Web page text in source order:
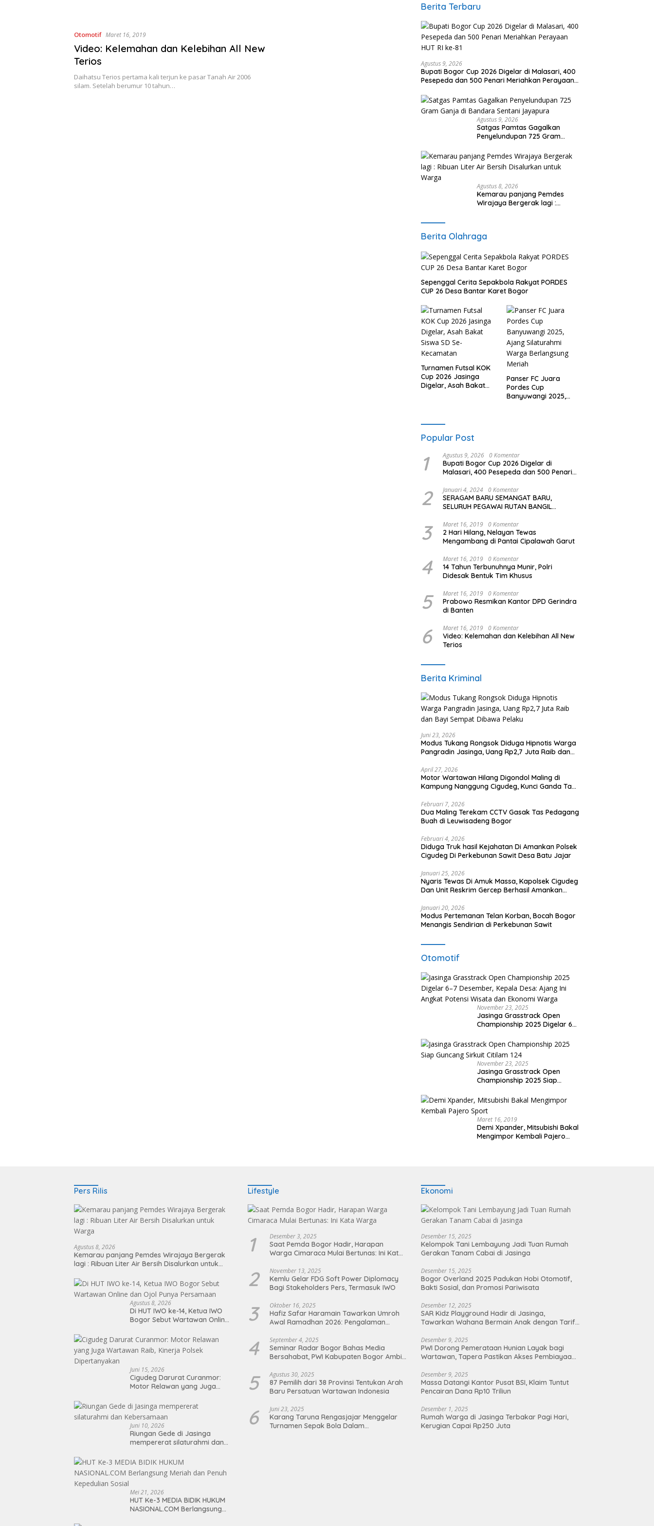
Otomotif Maret 16, 2019
Video: Kelemahan dan Kelebihan All New
Terios
Daihatsu Terios pertama kali terjun ke pasar Tanah Air 2006
silam. Setelah berumur 10 tahun…
Berita Terbaru
Agustus 9, 2026
Bupati Bogor Cup 2026 Digelar di Malasari, 400
Pesepeda dan 500 Penari Meriahkan Perayaan
Agustus 9, 2026
Satgas Pamtas Gagalkan
Penyelundupan 725 Gram
Jayapura
Agustus 8, 2026
Kemarau panjang Pemdes
Wirajaya Bergerak lagi :
Berita Olahraga
Sepenggal Cerita Sepakbola Rakyat PORDES
CUP 26 Desa Bantar Karet Bogor
Turnamen Futsal KOK
Cup 2026 Jasinga
Digelar, Asah Bakat
Panser FC Juara
Pordes Cup
Banyuwangi 2025,
Popular Post
1 Agustus 9, 2026 0 Komentar
Bupati Bogor Cup 2026 Digelar di
Malasari, 400 Pesepeda dan 500 Penari
2 Januari 4, 2024 0 Komentar
SERAGAM BARU SEMANGAT BARU,
SELURUH PEGAWAI RUTAN BANGIL
TERBARU
3 Maret 16, 2019 0 Komentar
2 Hari Hilang, Nelayan Tewas
Mengambang di Pantai Cipalawah Garut
4 Maret 16, 2019 0 Komentar
14 Tahun Terbunuhnya Munir, Polri
Didesak Bentuk Tim Khusus
5 Maret 16, 2019 0 Komentar
Prabowo Resmikan Kantor DPD Gerindra
di Banten
6 Maret 16, 2019 0 Komentar
Video: Kelemahan dan Kelebihan All New
Terios
Berita Kriminal
Juni 23, 2026
Modus Tukang Rongsok Diduga Hipnotis Warga
Pangradin Jasinga, Uang Rp2,7 Juta Raib dan
April 27, 2026
Motor Wartawan Hilang Digondol Maling di
Kampung Nanggung Cigudeg, Kunci Ganda Tak
Februari 7, 2026
Dua Maling Terekam CCTV Gasak Tas Pedagang
Buah di Leuwisadeng Bogor
Februari 4, 2026
Diduga Truk hasil Kejahatan Di Amankan Polsek
Cigudeg Di Perkebunan Sawit Desa Batu Jajar
Januari 25, 2026
Nyaris Tewas Di Amuk Massa, Kapolsek Cigudeg
Dan Unit Reskrim Gercep Berhasil Amankan
Januari 20, 2026
Modus Pertemanan Telan Korban, Bocah Bogor
Menangis Sendirian di Perkebunan Sawit
Otomotif
November 23, 2025
Jasinga Grasstrack Open
Championship 2025 Digelar 6–
Ajang Ini Angkat Potensi Wisata
dan Ekonomi Warga
November 23, 2025
Jasinga Grasstrack Open
Championship 2025 Siap
Maret 16, 2019
Demi Xpander, Mitsubishi Bakal
Mengimpor Kembali Pajero
Pers Rilis
Agustus 8, 2026
Kemarau panjang Pemdes Wirajaya Bergerak
lagi : Ribuan Liter Air Bersih Disalurkan untuk
Agustus 8, 2026
Di HUT IWO ke-14, Ketua IWO
Bogor Sebut Wartawan Online
Juni 15, 2026
Cigudeg Darurat Curanmor:
Motor Relawan yang Juga
Dipertanyakan
Juni 10, 2026
Riungan Gede di Jasinga
mempererat silaturahmi dan
Mei 21, 2026
HUT Ke-3 MEDIA BIDIK HUKUM
NASIONAL.COM Berlangsung
Lifestyle
1 Desember 3, 2025
Saat Pemda Bogor Hadir, Harapan
Warga Cimaraca Mulai Bertunas: Ini Kata
2 November 13, 2025
Kemlu Gelar FDG Soft Power Diplomacy
Bagi Stakeholders Pers, Termasuk IWO
3 Oktober 16, 2025
Hafiz Safar Haramain Tawarkan Umroh
Awal Ramadhan 2026: Pengalaman
4 September 4, 2025
Seminar Radar Bogor Bahas Media
Bersahabat, PWI Kabupaten Bogor Ambil
5 Agustus 30, 2025
87 Pemilih dari 38 Provinsi Tentukan Arah
Baru Persatuan Wartawan Indonesia
6 Juni 23, 2025
Karang Taruna Rengasjajar Menggelar
Turnamen Sepak Bola Dalam
Ekonomi
Desember 15, 2025
Kelompok Tani Lembayung Jadi Tuan Rumah
Gerakan Tanam Cabai di Jasinga
Desember 15, 2025
Bogor Overland 2025 Padukan Hobi Otomotif,
Bakti Sosial, dan Promosi Pariwisata
Desember 12, 2025
SAR Kidz Playground Hadir di Jasinga,
Tawarkan Wahana Bermain Anak dengan Tarif
Desember 9, 2025
PWI Dorong Pemerataan Hunian Layak bagi
Wartawan, Tapera Pastikan Akses Pembiayaan
Desember 9, 2025
Massa Datangi Kantor Pusat BSI, Klaim Tuntut
Pencairan Dana Rp10 Triliun
Desember 1, 2025
Rumah Warga di Jasinga Terbakar Pagi Hari,
Kerugian Capai Rp250 Juta